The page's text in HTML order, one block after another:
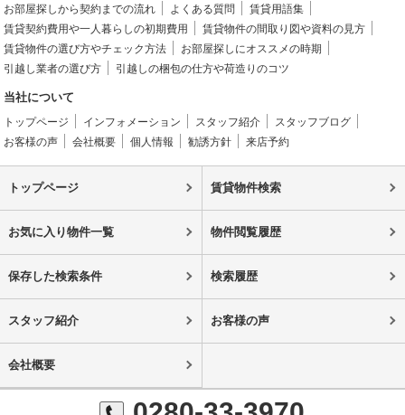
お部屋探しから契約までの流れ よくある質問
賃貸用語集
賃貸契約費用や一人暮らしの初期費用
賃貸物件の間取り図や資料の見方
賃貸物件の選び方やチェック方法
お部屋探しにオススメの時期
引越し業者の選び方
引越しの梱包の仕方や荷造りのコツ
当社について
トップページ インフォメーション スタッフ紹介
スタッフブログ
お客様の声
会社概要 個人情報 勧誘方針 来店予約
トップページ 賃貸物件検索
お気に入り物件一覧 物件閲覧履歴
保存した検索条件 検索履歴
スタッフ紹介 お客様の声
会社概要